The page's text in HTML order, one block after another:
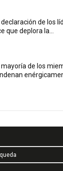
declaración de los
que deplora la...
mayoría de los